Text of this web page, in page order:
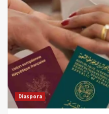
Diaspora